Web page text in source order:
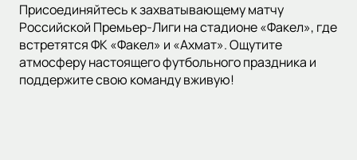
Присоединяйтесь к захватывающему матчу
Российской Премьер-Лиги на стадионе «Факел», где
встретятся ФК «Факел» и «Ахмат». Ощутите
атмосферу настоящего футбольного праздника и
поддержите свою команду вживую!